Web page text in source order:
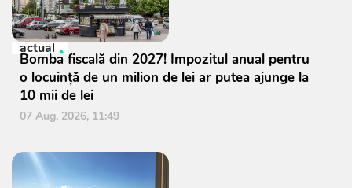
actual
Bomba fiscală din 2027! Impozitul anual pentru
o locuință de un milion de lei ar putea ajunge la
10 mii de lei
07 Aug. 2026, 11:49